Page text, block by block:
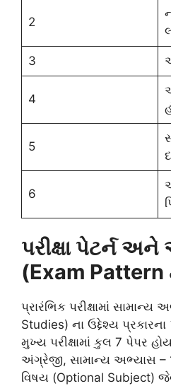
2
3
4
5
6
પરીક્ષા પેટર્ન
(Exam Pattern
પ્રારંભિક પરીક્ષામાં સામાન્ય
Studies) ના ઉદ્દેશ્ય
મુખ્ય પરીક્ષામાં કુલ 7 પેપર
અંગ્રેજી, સામાન્ય અભ્યાસ –
વિષય (Optional Subject)